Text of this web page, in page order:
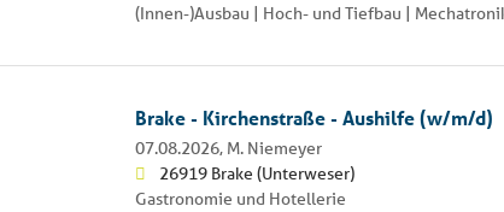
(Innen-)Ausbau | Hoch- und Tiefbau |
Brake - Kirchenstraße - Aushilfe (w/m/d)
07.08.2026, M. Niemeyer
26919 Brake (Unterweser)
Gastronomie und Hotellerie